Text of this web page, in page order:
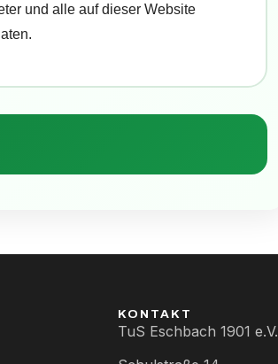
und alle auf dieser Website
KONTAKT
TuS Eschbach 1901 e.V.